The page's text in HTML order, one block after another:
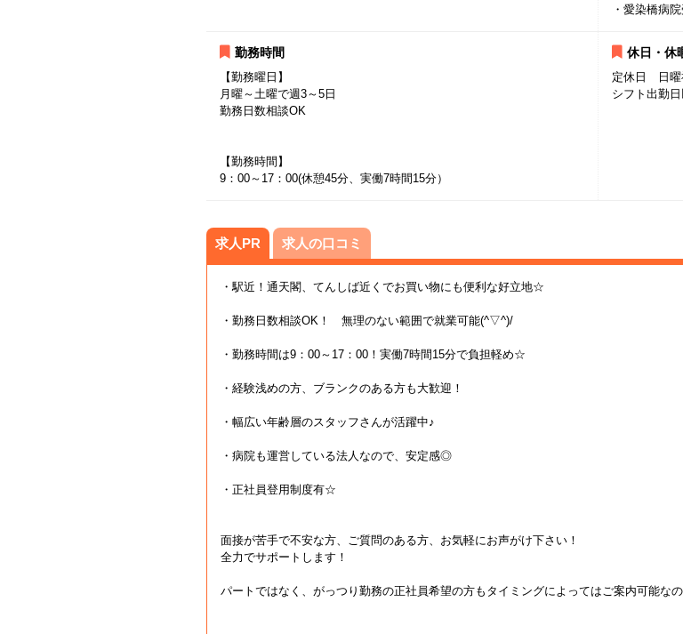
・愛染橋病
勤務時間
【勤務曜日】
月曜～土曜で週3～5日
勤務日数相談OK
【勤務時間】
9：00～17：00(休憩45分、実働7時間15分）
休日・休
定休日 日曜
シフト出勤
求人PR 求人の口コミ
・駅近！通天閣、てんしば近くでお買い物にも便利な好立地☆
・勤務日数相談OK！ 無理のない範囲で就業可能(^▽^)/
・勤務時間は9：00～17：00！実働7時間15分で負担軽め☆
・経験浅めの方、ブランクのある方も大歓迎！
・幅広い年齢層のスタッフさんが活躍中♪
・病院も運営している法人なので、安定感◎
・正社員登用制度有☆
面接が苦手で不安な方、ご質問のある方、お気軽にお声がけ下さい！
全力でサポートします！
パートではなく、がっつり勤務の正社員希望の方もタイミングによってはご案内可能な